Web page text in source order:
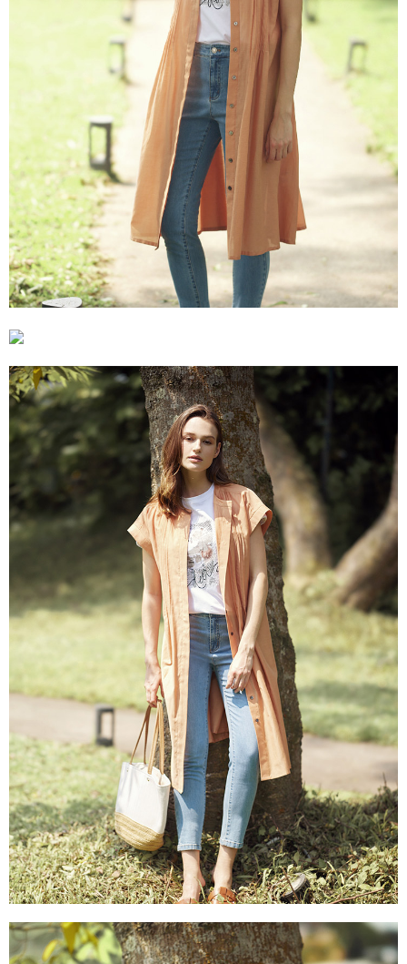
權轉讓予恩沛科技股份有限公司。
２．關於個人資料處理事宜，請瀏覽以下網址：
https://aftee.tw/terms/#terms3
３．未成年的使用者請事先徵得法定代理人或監護人之同意方可使用
「AFTEE先享後付」，若未經同意申辦者引起之損失，本公司不負相關責
任。
４．使用「AFTEE先享後付」時，將依據個別帳號之用戶狀況，依本公司即
時審查核予不同之上限額度；若仍有額度不足之情形，本公司將視審查結果
請求用戶進行身份認證。
５．嚴禁一人註冊多個帳號或使用他人資訊註冊。若發現惡意使用之情形，
恩沛科技股份有限公司將有權停止該用戶之使用額度並採取法律行動。